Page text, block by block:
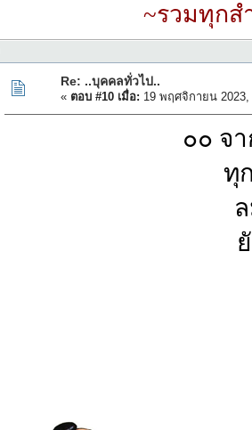
~รวมทุกส
Re: ..บุคคลทั่วไป..
« ตอบ #10 เมื่อ: 19 พฤศจิกายน 2023,
๐๐ จ
ทุ